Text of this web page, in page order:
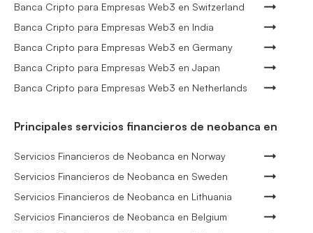
Banca Cripto para Empresas Web3 en Switzerland
Banca Cripto para Empresas Web3 en India
Banca Cripto para Empresas Web3 en Germany
Banca Cripto para Empresas Web3 en Japan
Banca Cripto para Empresas Web3 en Netherlands
Principales servicios financieros de neobanca en
Servicios Financieros de Neobanca en Norway
Servicios Financieros de Neobanca en Sweden
Servicios Financieros de Neobanca en Lithuania
Servicios Financieros de Neobanca en Belgium